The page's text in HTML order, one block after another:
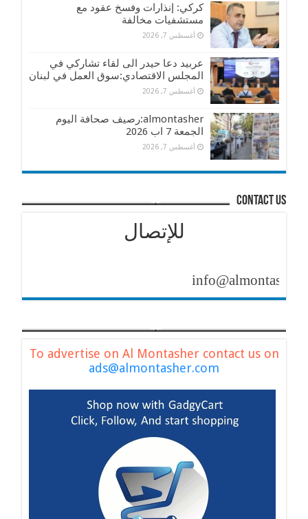
كركي: إنذارات وفسخ عقود مع
مستشفيات مخالفة
أغسطس 7, 2026
عربيد دعا حيدر الى لقاء تشاركي في
المجلس الاقتصادي:سوق العمل في لبنان
أغسطس 7, 2026
almontasher:رصيف صحافة اليوم
الجمعة 7 اب 2026
أغسطس 7, 2026
contact us
للإتصال
info@almontasher.com
To advertise on Al Montasher contact us on
ads@almontasher.com